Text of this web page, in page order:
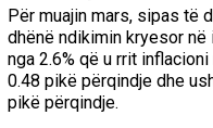
Për muajin mars, sipas të
dhënë ndikimin kryesor
nga 2.6% që u rrit
0.48 pikë përqindje dhe
pikë përqindje.